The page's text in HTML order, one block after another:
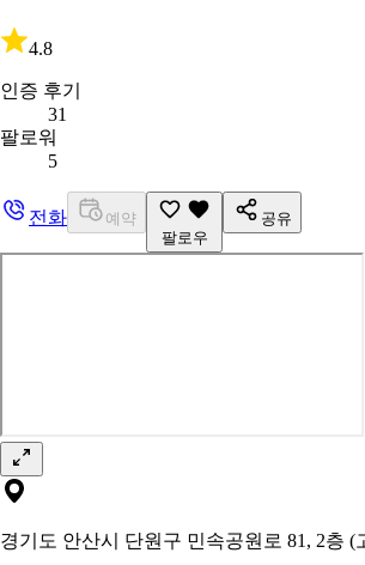
4.8
인증 후기
31
팔로워
5
전화
예약
팔로우
공유
경기도 안산시 단원구 민속공원로 81, 2층 (